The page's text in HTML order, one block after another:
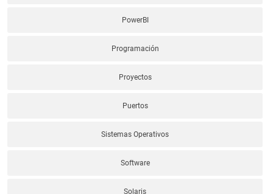
PowerBI
Programación
Proyectos
Puertos
Sistemas Operativos
Software
Solaris